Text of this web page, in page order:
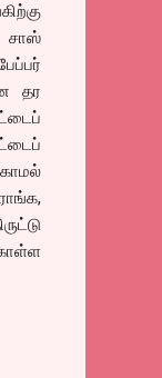
சாஸ்
தர